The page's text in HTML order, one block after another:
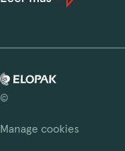
©
Manage cookies